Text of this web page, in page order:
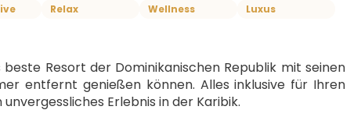
Relax Wellness Luxus
Resort der Dominikanischen Republik mit seinen
entfernt genießen können. Alles inklusive für Ihren
Erlebnis in der Karibik.